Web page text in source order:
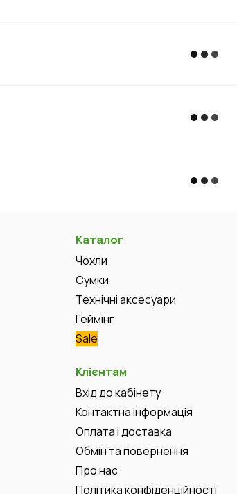
Каталог
Чохли
Сумки
Технічні аксесуари
Геймінг
Sale
Клієнтам
Вхід до кабінету
Контактна інформація
Оплата і доставка
Обмін та повернення
Про нас
Політика конфіденційності